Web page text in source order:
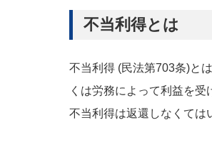
不当利得とは
不当利得 (民法第703条)と
くは労務によって利益を
不当利得は返還しなくては